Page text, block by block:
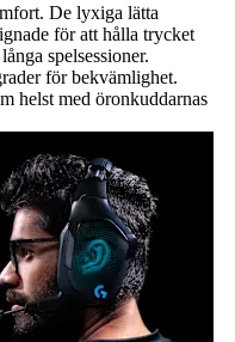
De lyxiga lätta
för att hålla trycket
spelsessioner.
för bekvämlighet.
helst med öronkuddarnas